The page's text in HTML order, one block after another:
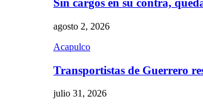
Sin cargos en su contra,
agosto 2, 2026
Acapulco
Transportistas de Guerrero
julio 31, 2026